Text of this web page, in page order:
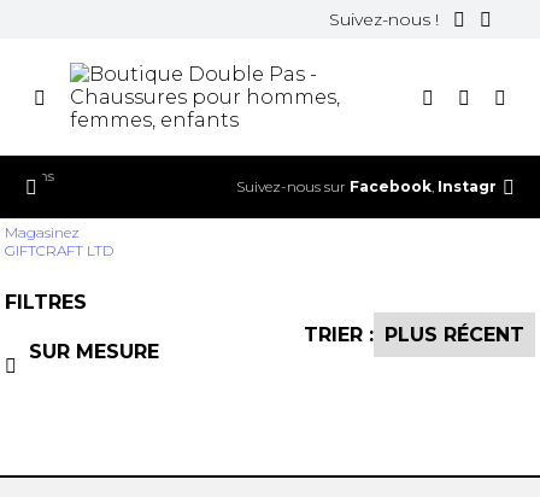
Suivez-nous !
Facebook,Instagram etTikTok!
Magasinez
GIFTCRAFT LTD
FILTRES
SUR MESURE
TRIER :